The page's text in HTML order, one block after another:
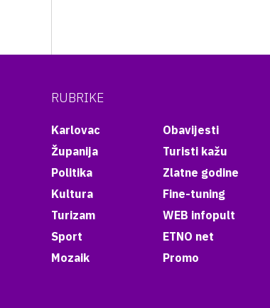
RUBRIKE
Karlovac
Županija
Politika
Kultura
Turizam
Sport
Mozaik
Obavijesti
Turisti kažu
Zlatne godine
Fine-tuning
WEB infopult
ETNO net
Promo